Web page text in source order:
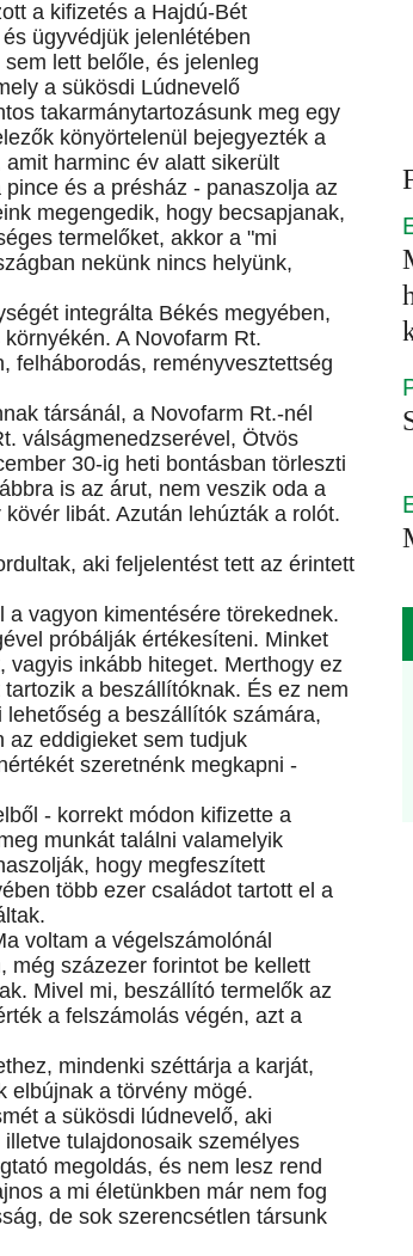
a kifizetés a Hajdú-Bét
ügyvédjük jelenlétében
lett belőle, és jelenleg
a sükösdi Lúdnevelő
takarmánytartozásunk meg egy
könyörtelenül bejegyezték a
harminc év alatt sikerült
és a présház - panaszolja az
megengedik, hogy becsapjanak,
termelőket, akkor a "mi
nekünk nincs helyünk,
integrálta Békés megyében,
A Novofarm Rt.
felháborodás, reményvesztettség
társánál, a Novofarm Rt.-nél
válságmenedzserével, Ötvös
30-ig heti bontásban törleszti
is az árut, nem veszik oda a
libát. Azután lehúzták a rolót.
aki feljelentést tett az érintett
vagyon kimentésére törekednek.
próbálják értékesíteni. Minket
vagyis inkább hiteget. Merthogy ez
a beszállítóknak. És ez nem
a beszállítók számára,
az eddigieket sem tudjuk
szeretnénk megkapni -
- korrekt módon kifizette a
munkát találni valamelyik
hogy megfeszített
több ezer családot tartott el a
voltam a végelszámolónál
még százezer forintot be kellett
Mivel mi, beszállító termelők az
a felszámolás végén, azt a
mindenki széttárja a karját,
elbújnak a törvény mögé.
a sükösdi lúdnevelő, aki
tulajdonosaik személyes
megoldás, és nem lesz rend
a mi életünkben már nem fog
de sok szerencsétlen társunk